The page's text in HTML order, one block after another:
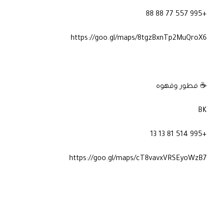
+995 557 77 88 88
https://goo.gl/maps/8tgzBxnTp2MuQroX6
☕ فطور وقهوه
BK
+995 514 81 13 13
https://goo.gl/maps/cT8vavxVRSEyoWzB7